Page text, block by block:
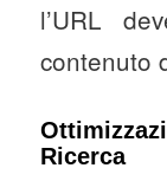
l’URL
contenuto
Ricerca